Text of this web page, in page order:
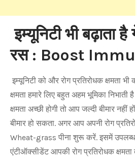
इम्यूनिटी भी बढ़ाता
रस : Boost
इम्यूनिटी को और रोग प्रतिरोधक क्षमता भी
क्षमता हमारे लिए बहुत अहम भूमिका निभाती
क्षमता अच्छी होगी तो आप जल्दी बीमार
बीमार हो सकता. अगर आप अपनी रोग
Wheat-grass पीना शुरू करें. इसमें उपलब्ध
एंटीऑक्सीडेंट आपकी रोग प्रतिरोधक